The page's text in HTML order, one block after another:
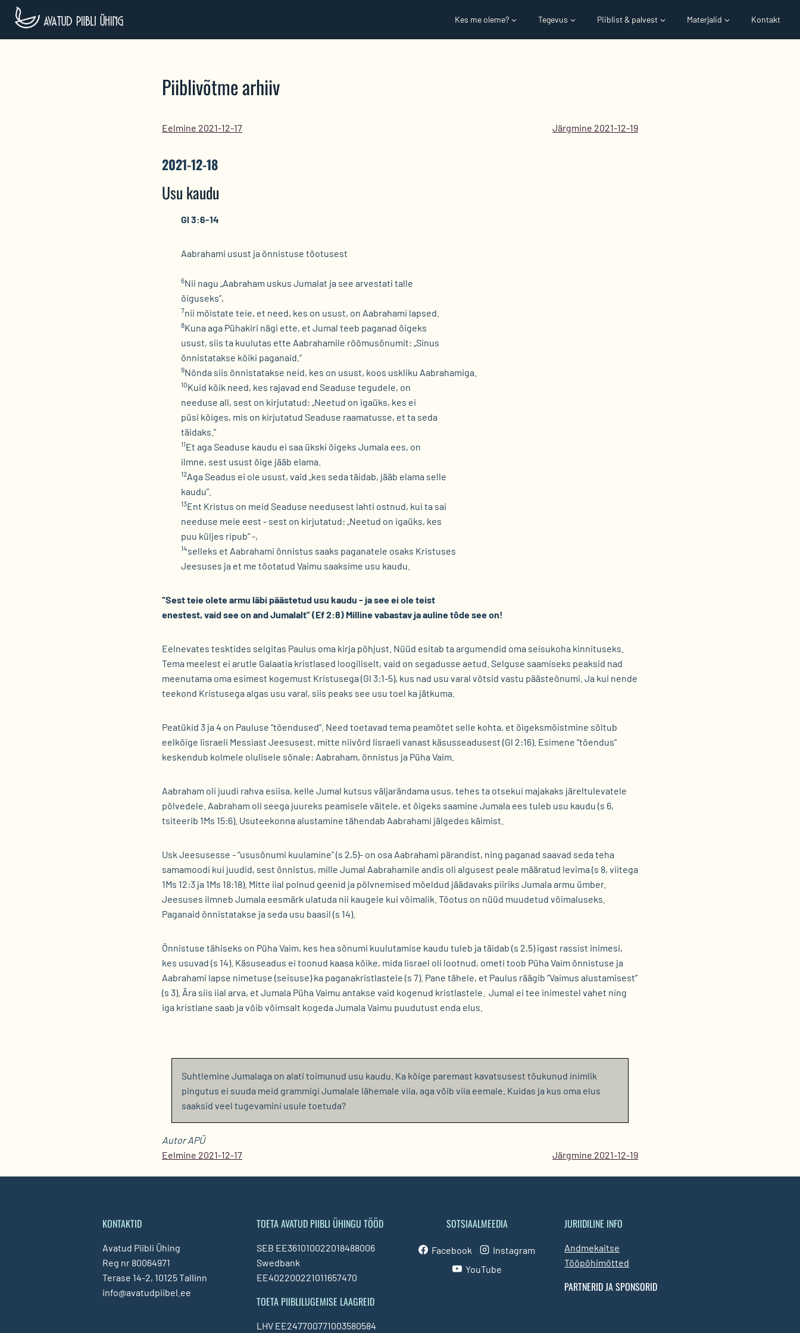
Skip
content
Kes me oleme? Tegevus Piiblist & palvest Materjalid Kontakt
Piiblivõtme arhiiv
Eelmine 2021-12-17 Järgmine 2021-12-19
2021-12-18
Usu kaudu
Gl 3:6-14
Aabrahami usust ja õnnistuse tõotusest
6Nii nagu „Aabraham uskus Jumalat ja see arvestati talle
õiguseks”,
7nii mõistate teie, et need, kes on usust, on Aabrahami lapsed.
8Kuna aga Pühakiri nägi ette, et Jumal teeb paganad õigeks
usust, siis ta kuulutas ette Aabrahamile rõõmusõnumit: „Sinus
õnnistatakse kõiki paganaid.”
9Nõnda siis õnnistatakse neid, kes on usust, koos uskliku Aabrahamiga.
10Kuid kõik need, kes rajavad end Seaduse tegudele, on
needuse all, sest on kirjutatud: „Neetud on igaüks, kes ei
püsi kõiges, mis on kirjutatud Seaduse raamatusse, et ta seda
täidaks.”
11Et aga Seaduse kaudu ei saa ükski õigeks Jumala ees, on
ilmne, sest usust õige jääb elama.
12Aga Seadus ei ole usust, vaid „kes seda täidab, jääb elama selle
kaudu”.
13Ent Kristus on meid Seaduse needusest lahti ostnud, kui ta sai
needuse meie eest - sest on kirjutatud: „Neetud on igaüks, kes
puu küljes ripub” -,
14selleks et Aabrahami õnnistus saaks paganatele osaks Kristuses
Jeesuses ja et me tõotatud Vaimu saaksime usu kaudu.
“Sest teie olete armu läbi päästetud usu kaudu - ja see ei ole teist
enestest, vaid see on and Jumalalt” (Ef 2:8) Milline vabastav ja auline tõde see on!
Eelnevates tesktides selgitas Paulus oma kirja põhjust. Nüüd esitab ta argumendid oma seisukoha kinnituseks.
Tema meelest ei arutle Galaatia kristlased loogiliselt, vaid on segadusse aetud. Selguse saamiseks peaksid nad
meenutama oma esimest kogemust Kristusega (Gl 3:1-5), kus nad usu varal võtsid vastu päästeõnumi. Ja kui nende
teekond Kristusega algas usu varal, siis peaks see usu toel ka jätkuma.
Peatükid 3 ja 4 on Pauluse “tõendused”. Need toetavad tema peamõtet selle kohta, et õigeksmõistmine sõltub
eelkõige Iisraeli Messiast Jeesusest, mitte niivõrd Iisraeli vanast käsusseadusest (Gl 2:16). Esimene “tõendus”
keskendub kolmele olulisele sõnale: Aabraham, õnnistus ja Püha Vaim.
Aabraham oli juudi rahva esiisa, kelle Jumal kutsus väljarändama usus, tehes ta otsekui majakaks järeltulevatele
põlvedele. Aabraham oli seega juureks peamisele väitele, et õigeks saamine Jumala ees tuleb usu kaudu (s 6,
tsiteerib 1Ms 15:6). Usuteekonna alustamine tähendab Aabrahami jälgedes käimist.
Usk Jeesusesse - “ususõnumi kuulamine” (s 2,5)- on osa Aabrahami pärandist, ning paganad saavad seda teha
samamoodi kui juudid, sest õnnistus, mille Jumal Aabrahamile andis oli algusest peale määratud levima (s 8, viitega
1Ms 12:3 ja 1Ms 18:18). Mitte iial polnud geenid ja põlvnemised mõeldud jäädavaks piiriks Jumala armu ümber.
Jeesuses ilmneb Jumala eesmärk ulatuda nii kaugele kui võimalik. Tõotus on nüüd muudetud võimaluseks.
Paganaid õnnistatakse ja seda usu baasil (s 14).
Õnnistuse tähiseks on Püha Vaim, kes hea sõnumi kuulutamise kaudu tuleb ja täidab (s 2,5) igast rassist inimesi,
kes usuvad (s 14). Käsuseadus ei toonud kaasa kõike, mida Iisrael oli lootnud, ometi toob Püha Vaim õnnistuse ja
Aabrahami lapse nimetuse (seisuse) ka paganakristlastele (s 7). Pane tähele, et Paulus räägib “Vaimus alustamisest”
(s 3). Ära siis iial arva, et Jumala Püha Vaimu antakse vaid kogenud kristlastele. Jumal ei tee inimestel vahet ning
iga kristlane saab ja võib võimsalt kogeda Jumala Vaimu puudutust enda elus.
Suhtlemine Jumalaga on alati toimunud usu kaudu. Ka kõige paremast kavatsusest tõukunud inimlik
pingutus ei suuda meid grammigi Jumalale lähemale viia, aga võib viia eemale. Kuidas ja kus oma elus
saaksid veel tugevamini usule toetuda?
Autor APÜ
Eelmine 2021-12-17
Järgmine 2021-12-19
KONTAKTID
Avatud Piibli Ühing
Reg nr 80064971
Terase 14-2, 10125 Tallinn
info@avatudpiibel.ee
TOETA AVATUD PIIBLI ÜHINGU TÖÖD
SEB EE361010022018488006
Swedbank
EE402200221011657470
TOETA PIIBLILUGEMISE LAAGREID
LHV EE247700771003580584
SOTSIAALMEEDIA
Facebook
Instagram
YouTube
JURIIDILINE INFO
Andmekaitse
Tööpõhimõtted
PARTNERID JA SPONSORID